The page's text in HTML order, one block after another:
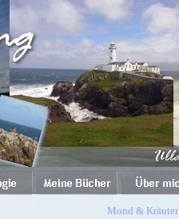
Mond & Kräuter